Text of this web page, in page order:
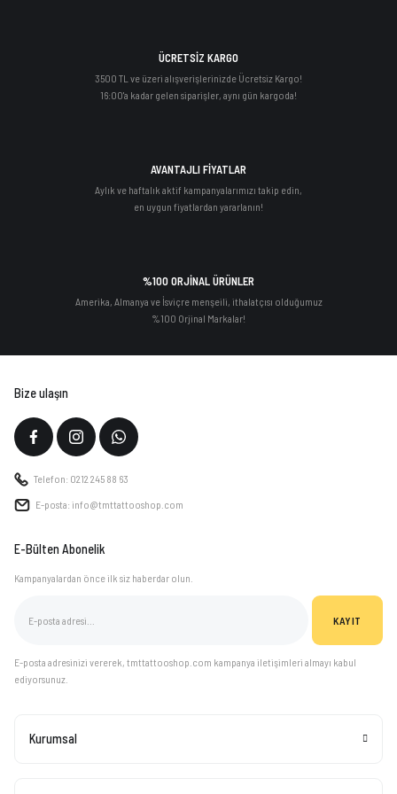
ÜCRETSİZ KARGO
3500 TL ve üzeri alışverişlerinizde Ücretsiz Kargo!
16:00'a kadar gelen siparişler, aynı gün kargoda!
AVANTAJLI FİYATLAR
Aylık ve haftalık aktif kampanyalarımızı takip edin,
en uygun fiyatlardan yararlanın!
%100 ORJİNAL ÜRÜNLER
Amerika, Almanya ve İsviçre menşeili, ithalatçısı olduğumuz
%100 Orjinal Markalar!
Bize ulaşın
Telefon: 0212 245 88 63
E-posta: info@tmttattooshop.com
Kurumsal
E-Bülten Abonelik
Kampanyalardan önce ilk siz haberdar olun.
KAYIT
E-posta adresinizi vererek, tmttattooshop.com kampanya iletişimleri almayı kabul
ediyorsunuz.